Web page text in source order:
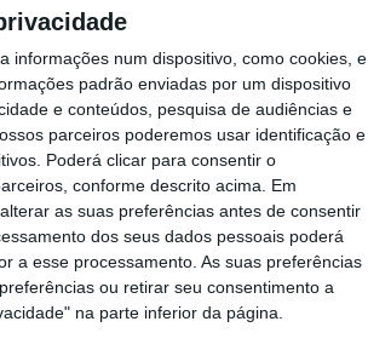
informações num dispositivo, como cookies, e
padrão enviadas por um dispositivo
e conteúdos, pesquisa de audiências e
parceiros poderemos usar identificação e
Poderá clicar para consentir o
conforme descrito acima. Em
as suas preferências antes de consentir
dos seus dados pessoais poderá
a esse processamento. As suas preferências
ou retirar seu consentimento a
na parte inferior da página.
suporte que